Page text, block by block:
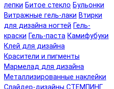
лепки Битое стекло Бульонки
Витражные гель-лаки Втирки
для дизайна ногтей Гель-
краски Гель-паста Камифубуки
Клей для дизайна
Красители и пигменты
Мармелад для дизайна
Металлизированные наклейки
Слайдер-дизайны СТЕМПИНГ